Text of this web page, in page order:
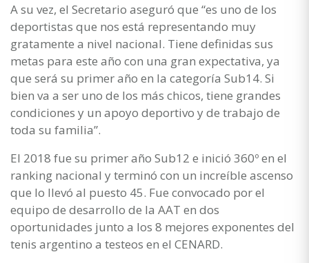
A su vez, el Secretario aseguró que “es uno de los
deportistas que nos está representando muy
gratamente a nivel nacional. Tiene definidas sus
metas para este año con una gran expectativa, ya
que será su primer año en la categoría Sub14. Si
bien va a ser uno de los más chicos, tiene grandes
condiciones y un apoyo deportivo y de trabajo de
toda su familia”.
El 2018 fue su primer año Sub12 e inició 360º en el
ranking nacional y terminó con un increíble ascenso
que lo llevó al puesto 45. Fue convocado por el
equipo de desarrollo de la AAT en dos
oportunidades junto a los 8 mejores exponentes del
tenis argentino a testeos en el CENARD.